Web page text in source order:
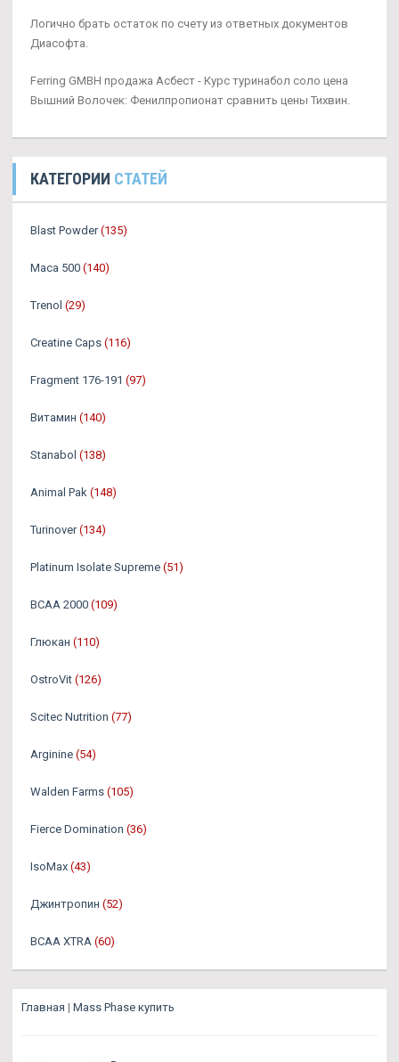
Логично брать остаток по счету из ответных документов
Диасофта.
Ferring GMBH продажа Асбест - Курс туринабол соло цена
Вышний Волочек: Фенилпропионат сравнить цены Тихвин.
КАТЕГОРИИ СТАТЕЙ
Blast Powder (135)
Maca 500 (140)
Trenol (29)
Creatine Caps (116)
Fragment 176-191 (97)
Витамин (140)
Stanabol (138)
Animal Pak (148)
Turinover (134)
Platinum Isolate Supreme (51)
BCAA 2000 (109)
Глюкан (110)
OstroVit (126)
Scitec Nutrition (77)
Arginine (54)
Walden Farms (105)
Fierce Domination (36)
IsoMax (43)
Джинтропин (52)
BCAA XTRA (60)
Главная | Mass Phase купить